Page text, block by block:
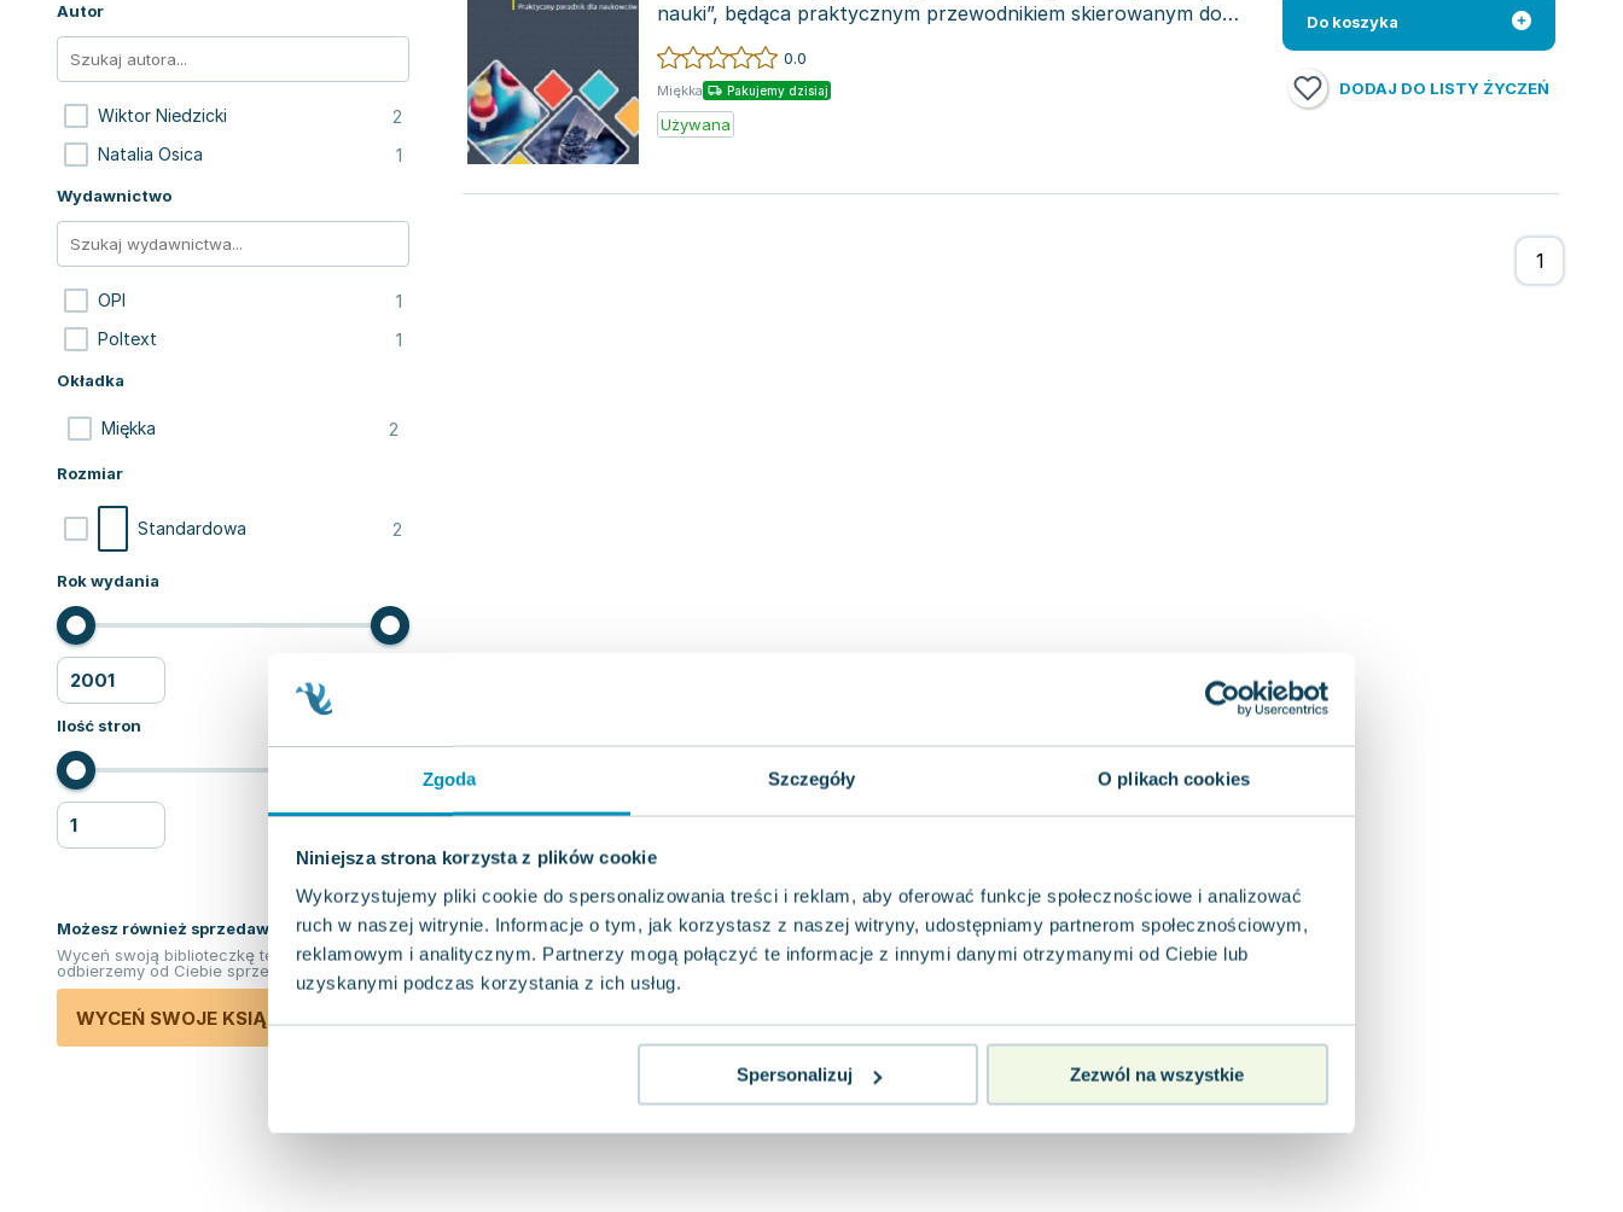
Zgoda Szczegóły O plikach cookies
Niniejsza strona korzysta z plików cookie
Wykorzystujemy pliki cookie do spersonalizowania treści i reklam, aby oferować funkcje społecznościowe i analizować
ruch w naszej witrynie. Informacje o tym, jak korzystasz z naszej witryny, udostępniamy partnerom społecznościowym,
reklamowym i analitycznym. Partnerzy mogą połączyć te informacje z innymi danymi otrzymanymi od Ciebie lub
uzyskanymi podczas korzystania z ich usług.
Spersonalizuj Zezwól na wszystkie
Autor
Wiktor Niedzicki 2
Natalia Osica 1
Wydawnictwo
OPI 1
Poltext 1
Okładka
Miękka 2
Rozmiar
Standardowa 2
Rok wydania
Ilość stron
Możesz również sprzedawać ksiązki!
Wyceń swoją biblioteczkę teraz. Odkupimy i
odbierzemy od Ciebie sprzedane książki.
WYCEŃ SWOJE KSIĄŻKI
nauki”, będąca praktycznym przewodnikiem skierowanym do
naukowców. W...
0.0
Miękka Pakujemy dzisiaj
Używana
Do koszyka
DODAJ DO LISTY ŻYCZEŃ